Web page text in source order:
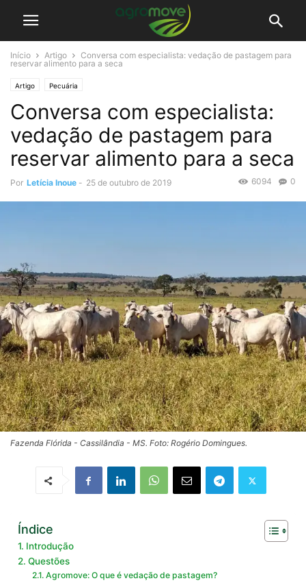
Início Artigo
Conversa com especialista: vedação de pastagem para
reservar alimento para a seca
Artigo Pecuária
Conversa com especialista:
vedação de pastagem para
reservar alimento para a seca
Por Letícia Inoue - 25 de outubro de 2019 0
6094
Fazenda Flórida - Cassilândia - MS. Foto: Rogério Domingues.
Índice
Introdução
Questões
Agromove: O que é vedação de pastagem?